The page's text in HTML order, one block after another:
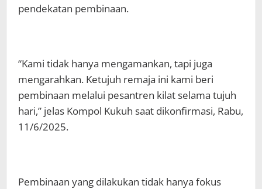
pendekatan pembinaan.
“Kami tidak hanya mengamankan, tapi juga
mengarahkan. Ketujuh remaja ini kami beri
pembinaan melalui pesantren kilat selama tujuh
hari,” jelas Kompol Kukuh saat dikonfirmasi, Rabu,
11/6/2025.
Pembinaan yang dilakukan tidak hanya fokus